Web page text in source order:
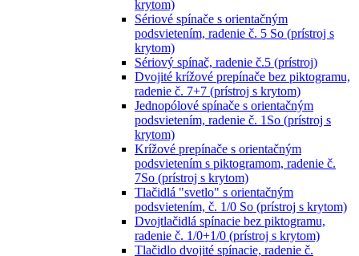
krytom)
Sériové spínače s orientačným
podsvietením, radenie č. 5 So (prístroj s
krytom)
Sériový spínač, radenie č.5 (prístroj)
Dvojité krížové prepínače bez piktogramu,
radenie č. 7+7 (prístroj s krytom)
Jednopólové spínače s orientačným
podsvietením, radenie č. 1So (prístroj s
krytom)
Krížové prepínače s orientačným
podsvietením s piktogramom, radenie č.
7So (prístroj s krytom)
Tlačidlá "svetlo" s orientačným
podsvietením, č. 1/0 So (prístroj s krytom)
Dvojtlačidlá spínacie bez piktogramu,
radenie č. 1/0+1/0 (prístroj s krytom)
Tlačidlo dvojité spínacie, radenie č.